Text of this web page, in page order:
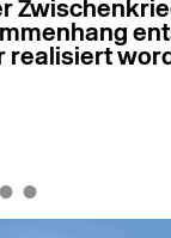
realisiert
••